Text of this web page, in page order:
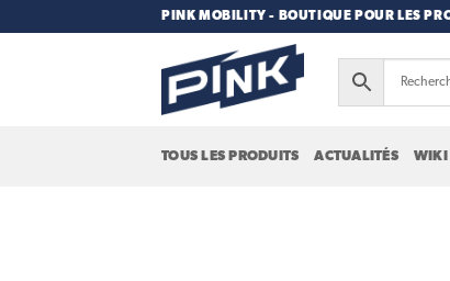
PINK MOBILITY - BOUTIQUE POUR LES
TOUS LES PRODUITS ACTUALITÉS WIKI